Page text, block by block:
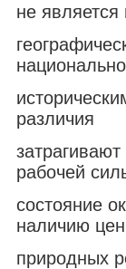
не
различия
рабочей
состояние
наличию
природных